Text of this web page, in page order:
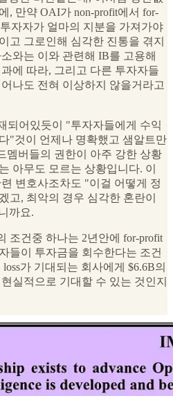
, 만약 OAI가 non-profit에서 for-
자자가 얼마의 지분을 가져가야
고 그로인해 심각한 진통을 겪지
와는 이와 관련해 IB를 고용해
에 따라, 그리고 다른 투자자들
나도 전혀 이상하지 않을거라고
되어있듯이 "투자자들에게 수익
"것이 언제나 명확했고 샘알트만
멤버들의 권한이 아주 강한 상황
아무도 모르는 상황입니다. 이
변호사조차도 "이걸 어떻게 정
고, 최악의 경우 심각한 혼란이
까요.
조건중 하나는 2년안에 for-profit
들이 투자금을 회수한다는 조건
가 기대되는 회사에게 $6.6B의
실적으로 기대할 수 있는 것인지